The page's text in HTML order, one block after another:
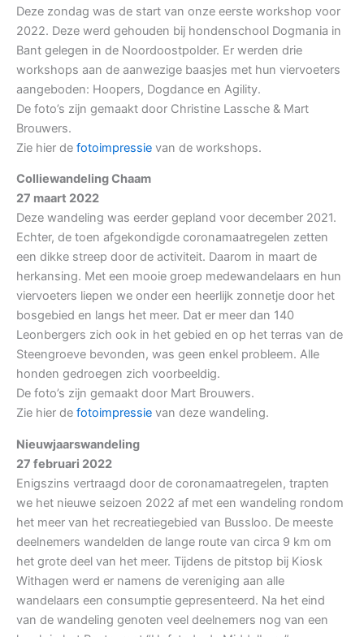
Deze zondag was de start van onze eerste workshop voor
2022. Deze werd gehouden bij hondenschool Dogmania in
Bant gelegen in de Noordoostpolder. Er werden drie
workshops aan de aanwezige baasjes met hun viervoeters
aangeboden: Hoopers, Dogdance en Agility.
De foto’s zijn gemaakt door Christine Lassche & Mart
Brouwers.
Zie hier de fotoimpressie van de workshops.
Colliewandeling Chaam
27 maart 2022
Deze wandeling was eerder gepland voor december 2021.
Echter, de toen afgekondigde coronamaatregelen zetten
een dikke streep door de activiteit. Daarom in maart de
herkansing. Met een mooie groep medewandelaars en hun
viervoeters liepen we onder een heerlijk zonnetje door het
bosgebied en langs het meer. Dat er meer dan 140
Leonbergers zich ook in het gebied en op het terras van de
Steengroeve bevonden, was geen enkel probleem. Alle
honden gedroegen zich voorbeeldig.
De foto’s zijn gemaakt door Mart Brouwers.
Zie hier de fotoimpressie van deze wandeling.
Nieuwjaarswandeling
27 februari 2022
Enigszins vertraagd door de coronamaatregelen, trapten
we het nieuwe seizoen 2022 af met een wandeling rondom
het meer van het recreatiegebied van Bussloo. De meeste
deelnemers wandelden de lange route van circa 9 km om
het grote deel van het meer. Tijdens de pitstop bij Kiosk
Withagen werd er namens de vereniging aan alle
wandelaars een consumptie gepresenteerd. Na het eind
van de wandeling genoten veel deelnemers nog van een